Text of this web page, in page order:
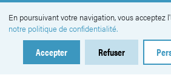
NEWSLETTER
En poursuivant votre navigation, vous acceptez
notre politique de confidentialité.
Accepter Refuser